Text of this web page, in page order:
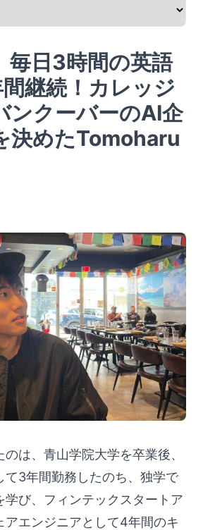
毎日3時間の英語
継続！カレッジ
ンクーバーのAI企
決めたTomoharu
は、青山学院大学を卒業後、
て3年間勤務したのち、独学で
学び、フィンテックスタートア
アエンジニアとして4年間のキ